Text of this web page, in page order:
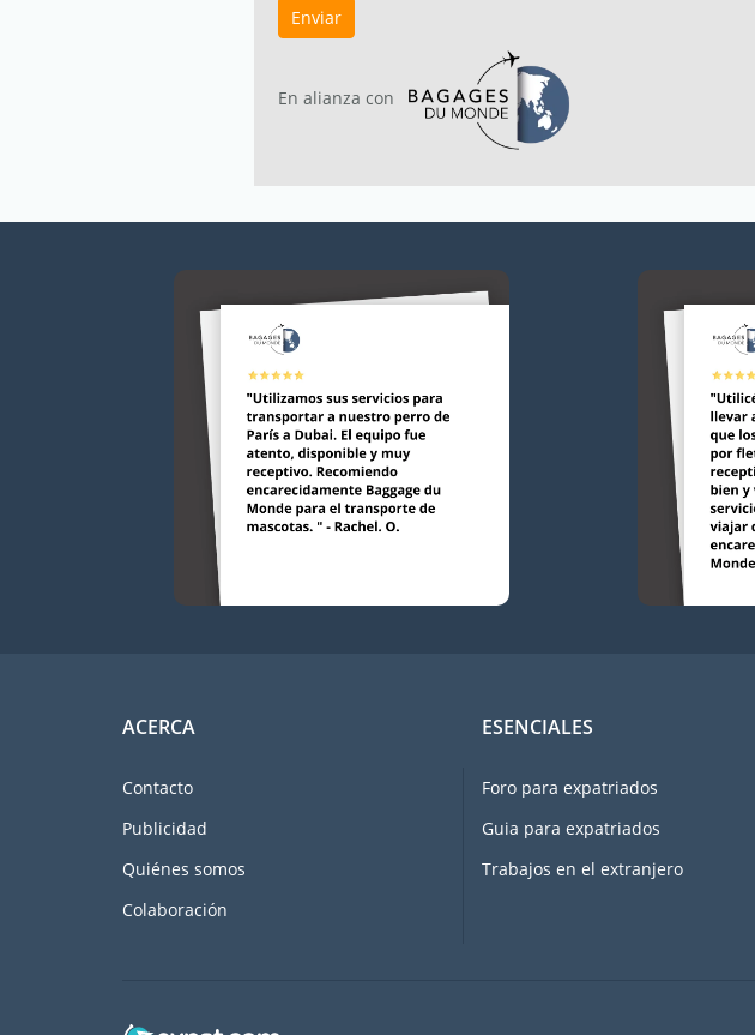
Enviar
En alianza con
ACERCA
Contacto
Publicidad
Quiénes somos
Colaboración
ESENCIALES
Foro para expatriados
Guia para expatriados
Trabajos en el extranjero